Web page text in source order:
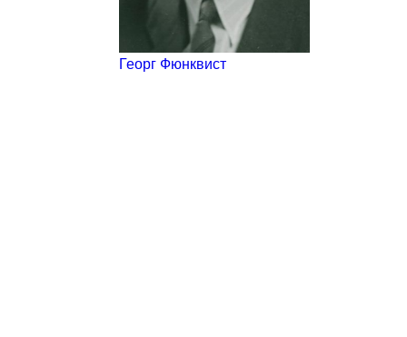
Георг Фюнквист